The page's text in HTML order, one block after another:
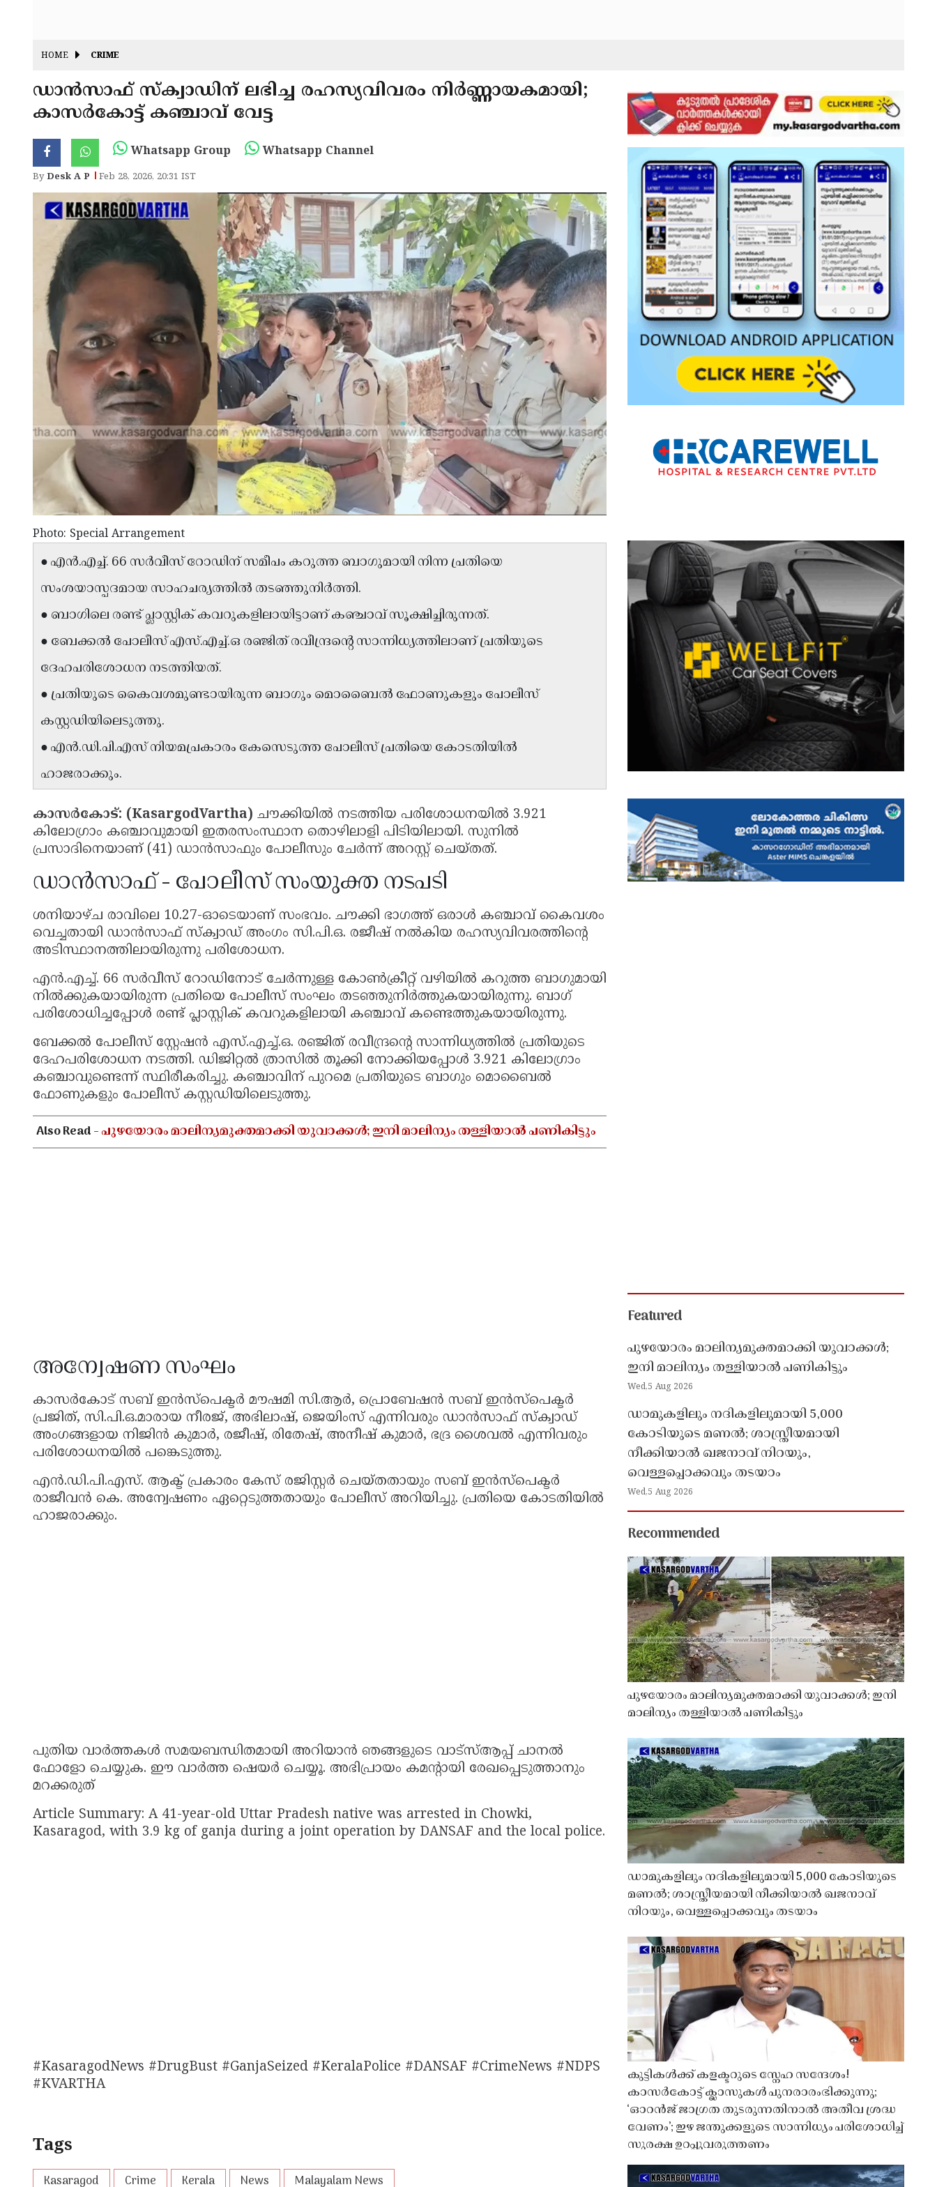
HOME CRIME
ഡാൻസാഫ് സ്ക്വാഡിന് ലഭിച്ച രഹസ്യവിവരം നിർണ്ണായകമായി;
കാസർകോട്ട് കഞ്ചാവ് വേട്ട
Whatsapp Group Whatsapp Channel
ByDesk A P Feb 28, 2026, 20:31 IST
Photo: Special Arrangement
● എൻ.എച്ച്. 66 സർവീസ് റോഡിന് സമീപം കറുത്ത ബാഗുമായി നിന്ന പ്രതിയെ
സംശയാസ്പദമായ സാഹചര്യത്തിൽ തടഞ്ഞുനിർത്തി.
● ബാഗിലെ രണ്ട് പ്ലാസ്റ്റിക് കവറുകളിലായിട്ടാണ് കഞ്ചാവ് സൂക്ഷിച്ചിരുന്നത്.
● ബേക്കൽ പോലീസ് എസ്.എച്ച്.ഒ രഞ്ജിത് രവീന്ദ്രന്റെ സാന്നിധ്യത്തിലാണ് പ്രതിയുടെ
ദേഹപരിശോധന നടത്തിയത്.
● പ്രതിയുടെ കൈവശമുണ്ടായിരുന്ന ബാഗും മൊബൈൽ ഫോണുകളും പോലീസ്
കസ്റ്റഡിയിലെടുത്തു.
● എൻ.ഡി.പി.എസ് നിയമപ്രകാരം കേസെടുത്ത പോലീസ് പ്രതിയെ കോടതിയിൽ
ഹാജരാക്കും.
കാസർകോട്: (KasargodVartha) ചൗക്കിയിൽ നടത്തിയ പരിശോധനയിൽ 3.921
കിലോഗ്രാം കഞ്ചാവുമായി ഇതരസംസ്ഥാന തൊഴിലാളി പിടിയിലായി. സുനിൽ
പ്രസാദിനെയാണ് (41) ഡാൻസാഫും പോലീസും ചേർന്ന് അറസ്റ്റ് ചെയ്തത്.
ഡാൻസാഫ് - പോലീസ് സംയുക്ത നടപടി
ശനിയാഴ്ച രാവിലെ 10.27-ഓടെയാണ് സംഭവം. ചൗക്കി ഭാഗത്ത് ഒരാൾ കഞ്ചാവ് കൈവശം
വെച്ചതായി ഡാൻസാഫ് സ്ക്വാഡ് അംഗം സി.പി.ഒ. രജീഷ് നൽകിയ രഹസ്യവിവരത്തിന്റെ
അടിസ്ഥാനത്തിലായിരുന്നു പരിശോധന.
എൻ.എച്ച്. 66 സർവീസ് റോഡിനോട് ചേർന്നുള്ള കോൺക്രീറ്റ് വഴിയിൽ കറുത്ത ബാഗുമായി
നിൽക്കുകയായിരുന്ന പ്രതിയെ പോലീസ് സംഘം തടഞ്ഞുനിർത്തുകയായിരുന്നു. ബാഗ്
പരിശോധിച്ചപ്പോൾ രണ്ട് പ്ലാസ്റ്റിക് കവറുകളിലായി കഞ്ചാവ് കണ്ടെത്തുകയായിരുന്നു.
ബേക്കൽ പോലീസ് സ്റ്റേഷൻ എസ്.എച്ച്.ഒ. രഞ്ജിത് രവീന്ദ്രന്റെ സാന്നിധ്യത്തിൽ പ്രതിയുടെ
ദേഹപരിശോധന നടത്തി. ഡിജിറ്റൽ ത്രാസിൽ തൂക്കി നോക്കിയപ്പോൾ 3.921 കിലോഗ്രാം
കഞ്ചാവുണ്ടെന്ന് സ്ഥിരീകരിച്ചു. കഞ്ചാവിന് പുറമെ പ്രതിയുടെ ബാഗും മൊബൈൽ
ഫോണുകളും പോലീസ് കസ്റ്റഡിയിലെടുത്തു.
Also Read -പുഴയോരം മാലിന്യമുക്തമാക്കി യുവാക്കൾ; ഇനി മാലിന്യം തള്ളിയാൽ പണികിട്ടും
അന്വേഷണ സംഘം
കാസർകോട് സബ് ഇൻസ്പെക്ടർ മൗഷമി സി.ആർ, പ്രൊബേഷൻ സബ് ഇൻസ്പെക്ടർ
പ്രജിത്, സി.പി.ഒ.മാരായ നീരജ്, അഭിലാഷ്, ജെയിംസ് എന്നിവരും ഡാൻസാഫ് സ്ക്വാഡ്
അംഗങ്ങളായ നിജിൻ കുമാർ, രജീഷ്, രിതേഷ്, അനീഷ് കുമാർ, ഭദ്ര ശൈവൽ എന്നിവരും
പരിശോധനയിൽ പങ്കെടുത്തു.
എൻ.ഡി.പി.എസ്. ആക്ട് പ്രകാരം കേസ് രജിസ്റ്റർ ചെയ്തതായും സബ് ഇൻസ്പെക്ടർ
രാജീവൻ കെ. അന്വേഷണം ഏറ്റെടുത്തതായും പോലീസ് അറിയിച്ചു. പ്രതിയെ കോടതിയിൽ
ഹാജരാക്കും.
പുതിയ വാർത്തകൾ സമയബന്ധിതമായി അറിയാൻ ഞങ്ങളുടെ വാട്സ്ആപ്പ് ചാനൽ
ഫോളോ ചെയ്യുക. ഈ വാർത്ത ഷെയർ ചെയ്യൂ. അഭിപ്രായം കമന്റായി രേഖപ്പെടുത്താനും
മറക്കരുത്
Article Summary: A 41-year-old Uttar Pradesh native was arrested in Chowki,
Kasaragod, with 3.9 kg of ganja during a joint operation by DANSAF and the local police.
#KasaragodNews #DrugBust #GanjaSeized #KeralaPolice #DANSAF #CrimeNews #NDPS
#KVARTHA
Tags
Kasaragod Crime Kerala News Malayalam News
Featured
പുഴയോരം മാലിന്യമുക്തമാക്കി യുവാക്കൾ;
ഇനി മാലിന്യം തള്ളിയാൽ പണികിട്ടും
Wed,5 Aug 2026
ഡാമുകളിലും നദികളിലുമായി 5,000
കോടിയുടെ മണൽ; ശാസ്ത്രീയമായി
നീക്കിയാൽ ഖജനാവ് നിറയും,
വെള്ളപ്പൊക്കവും തടയാം
Wed,5 Aug 2026
Recommended
പുഴയോരം മാലിന്യമുക്തമാക്കി യുവാക്കൾ; ഇനി
മാലിന്യം തള്ളിയാൽ പണികിട്ടും
ഡാമുകളിലും നദികളിലുമായി 5,000 കോടിയുടെ
മണൽ; ശാസ്ത്രീയമായി നീക്കിയാൽ ഖജനാവ്
നിറയും, വെള്ളപ്പൊക്കവും തടയാം
കുട്ടികൾക്ക് കളക്ടറുടെ സ്നേഹ സന്ദേശം!
കാസർകോട്ട് ക്ലാസുകൾ പുനരാരംഭിക്കുന്നു;
‘ഓറൻജ് ജാഗ്രത തുടരുന്നതിനാൽ അതീവ ശ്രദ്ധ
വേണം’; ഇഴ ജന്തുക്കളുടെ സാന്നിധ്യം പരിശോധിച്ച്
സുരക്ഷ ഉറപ്പുവരുത്തണം